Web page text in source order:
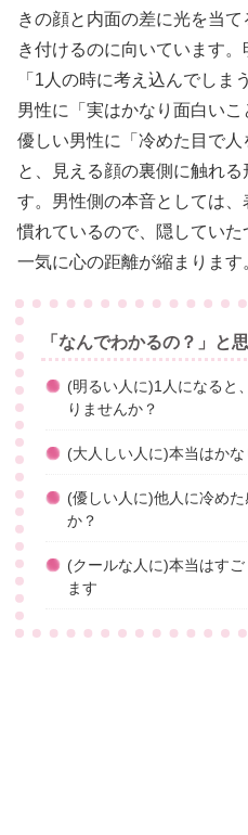
きの顔と内面の差に光を当
き付けるのに向いています
「1人の時に考え込んでしま
男性に「実はかなり面白いこ
優しい男性に「冷めた目で人
と、見える顔の裏側に触れ
す。男性側の本音としては
慣れているので、隠してい
一気に心の距離が縮まります
「なんでわかるの？」と
(明るい人に)1人になると
りませんか？
(大人しい人に)本当はか
(優しい人に)他人に冷め
か？
(クールな人に)本当はす
ます